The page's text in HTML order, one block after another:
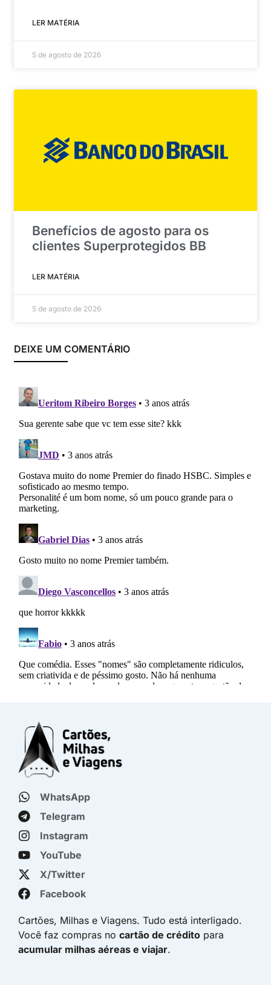
LER MATÉRIA
5 de agosto de 2026
Benefícios de agosto para os
clientes Superprotegidos BB
LER MATÉRIA
5 de agosto de 2026
DEIXE UM COMENTÁRIO
WhatsApp
Telegram
Instagram
YouTube
X/Twitter
Facebook
Cartões, Milhas e Viagens. Tudo está interligado.
Você faz compras no cartão de crédito para
acumular milhas aéreas e viajar.